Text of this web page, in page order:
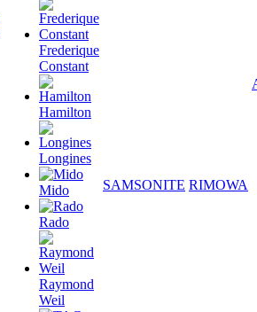
Frederique
Constant
Hamilton
Longines
Mido
Rado
Raymond
Weil
SAMSONITE RIMOWA